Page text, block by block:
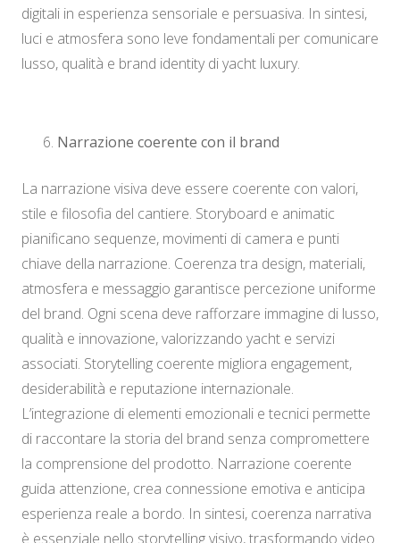
digitali in esperienza sensoriale e persuasiva. In sintesi,
luci e atmosfera sono leve fondamentali per comunicare
lusso, qualità e brand identity di yacht luxury.
Narrazione coerente con il brand
La narrazione visiva deve essere coerente con valori,
stile e filosofia del cantiere. Storyboard e animatic
pianificano sequenze, movimenti di camera e punti
chiave della narrazione. Coerenza tra design, materiali,
atmosfera e messaggio garantisce percezione uniforme
del brand. Ogni scena deve rafforzare immagine di lusso,
qualità e innovazione, valorizzando yacht e servizi
associati. Storytelling coerente migliora engagement,
desiderabilità e reputazione internazionale.
L’integrazione di elementi emozionali e tecnici permette
di raccontare la storia del brand senza compromettere
la comprensione del prodotto. Narrazione coerente
guida attenzione, crea connessione emotiva e anticipa
esperienza reale a bordo. In sintesi, coerenza narrativa
è essenziale nello storytelling visivo, trasformando video